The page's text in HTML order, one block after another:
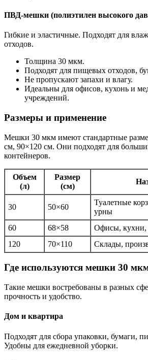
ПВД-мешки (полиэтилен высокого
Гибкие и эластичные. Подходят для
отходов.
Толщина 30 мкм.
Подходят для пищевых отходов,
Не пропускают запахи и влагу.
Идеальны для офисов, кухонь и
учреждений.
Размеры и применение
Мешки 30 мкм имеют стандартные
см, 90×120 см. Они подходят для
контейнеров.
Объем
(л)
Размер
(см)
30 50×60
Туалетные
урны
60
68×58
Офисы, кухни,
120
70×110 Склады,
Где используются мешки 30
Такие мешки востребованы в разных
прочность и удобство.
Дом и квартира
Подходят для сбора упаковки, бумаги,
Удобны для ежедневной уборки.